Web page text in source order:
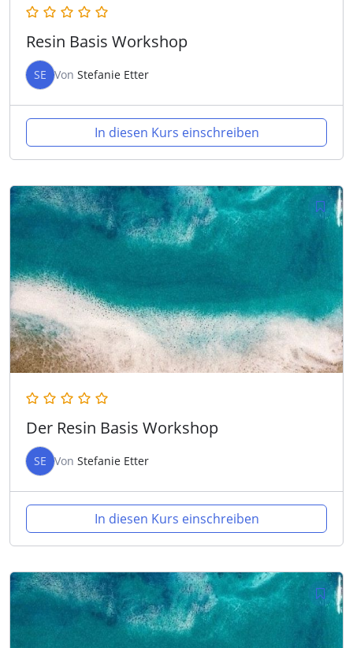
Resin Basis Workshop
SE Von Stefanie Etter
In diesen Kurs einschreiben
Der Resin Basis Workshop
SE Von Stefanie Etter
In diesen Kurs einschreiben